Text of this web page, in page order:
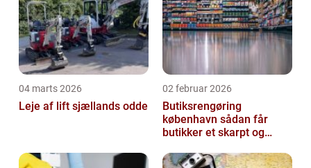
04 marts 2026
Leje af lift sjællands odde
02 februar 2026
Butiksrengøring
københavn sådan får
butikker et skarpt og